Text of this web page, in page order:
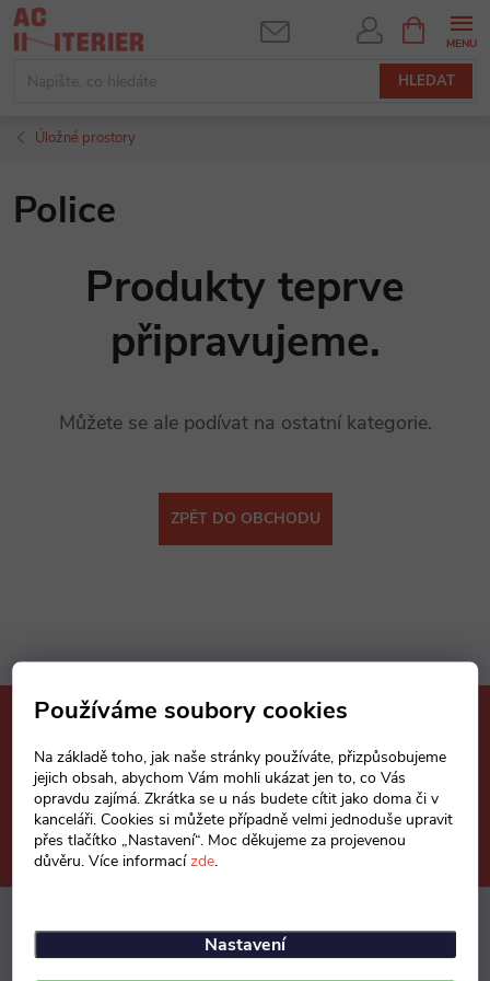
Používáme soubory cookies
Na základě toho, jak naše stránky používáte, přizpůsobujeme
jejich obsah, abychom Vám mohli ukázat jen to, co Vás
opravdu zajímá. Zkrátka se u nás budete cítit jako doma či v
kanceláři. Cookies si můžete případně velmi jednoduše upravit
přes tlačítko „Nastavení“. Moc děkujeme za projevenou
důvěru. Více informacízde.
Nastavení
Přejít
na
HLEDAT
NÁKUPNÍ
KOŠÍK
Úložné prostory
Police
Produkty teprve
připravujeme.
Můžete se ale podívat na ostatní kategorie.
ZPĚT DO OBCHODU
p
Mějte přehled o novinkách
a slevách
E-mail ODEBÍRAT